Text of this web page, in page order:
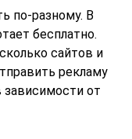
по-разному. В
бесплатно.
сайтов и
рекламу
зависимости от